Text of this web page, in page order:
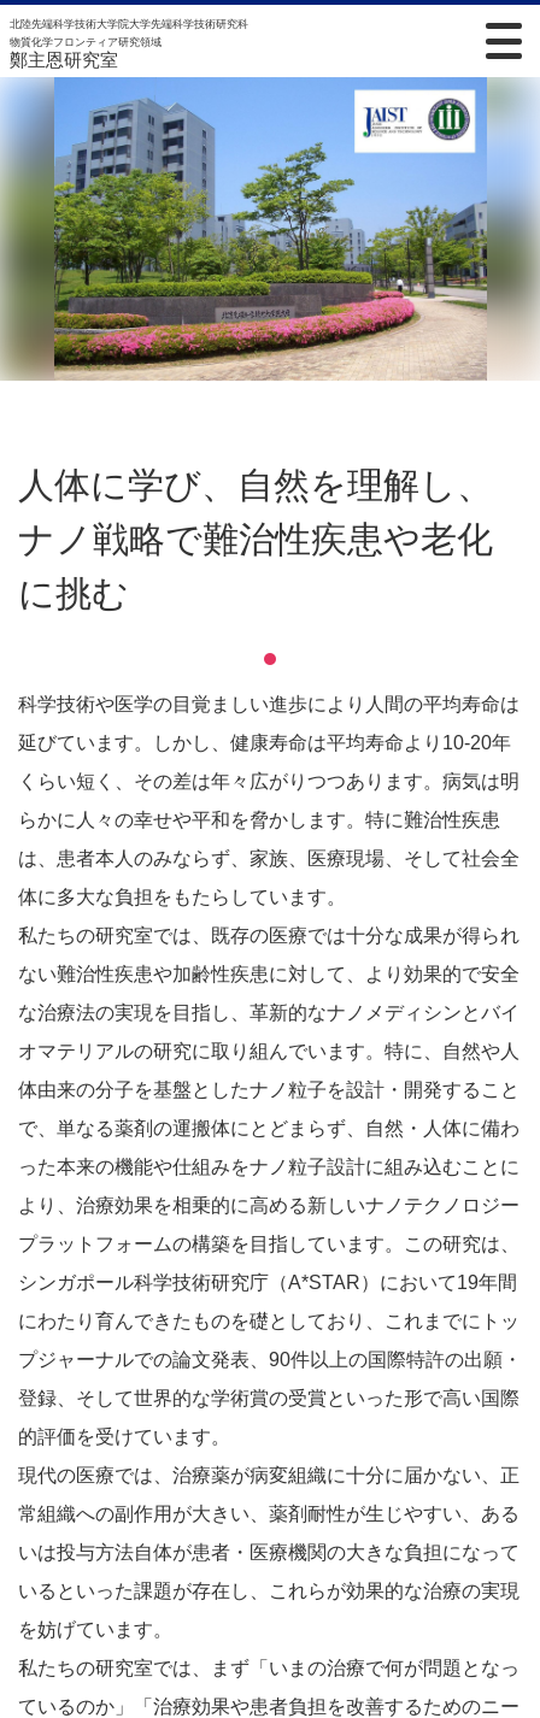
北陸先端科学技術大学院大学先端科学技術研究科
物質化学フロンティア研究領域
鄭主恩研究室
人体に学び、自然を理解し、
ナノ戦略で難治性疾患や老化
に挑む
科学技術や医学の目覚ましい進歩により人間の平均寿命は
延びています。しかし、健康寿命は平均寿命より10-20年
くらい短く、その差は年々広がりつつあります。病気は明
らかに人々の幸せや平和を脅かします。特に難治性疾患
は、患者本人のみならず、家族、医療現場、そして社会全
体に多大な負担をもたらしています。
私たちの研究室では、既存の医療では十分な成果が得られ
ない難治性疾患や加齢性疾患に対して、より効果的で安全
な治療法の実現を目指し、革新的なナノメディシンとバイ
オマテリアルの研究に取り組んでいます。特に、自然や人
体由来の分子を基盤としたナノ粒子を設計・開発すること
で、単なる薬剤の運搬体にとどまらず、自然・人体に備わ
った本来の機能や仕組みをナノ粒子設計に組み込むことに
より、治療効果を相乗的に高める新しいナノテクノロジー
プラットフォームの構築を目指しています。この研究は、
シンガポール科学技術研究庁（A*STAR）において19年間
にわたり育んできたものを礎としており、これまでにトッ
プジャーナルでの論文発表、90件以上の国際特許の出願・
登録、そして世界的な学術賞の受賞といった形で高い国際
的評価を受けています。
現代の医療では、治療薬が病変組織に十分に届かない、正
常組織への副作用が大きい、薬剤耐性が生じやすい、ある
いは投与方法自体が患者・医療機関の大きな負担になって
いるといった課題が存在し、これらが効果的な治療の実現
を妨げています。
私たちの研究室では、まず「いまの治療で何が問題となっ
ているのか」「治療効果や患者負担を改善するためのニー